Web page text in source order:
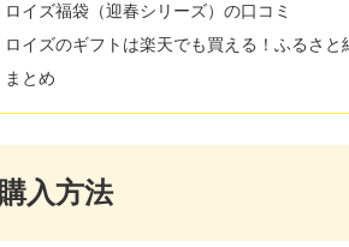
ロイズ福袋（迎春シリーズ）の口コミ
ロイズのギフトは楽天でも買える！ふるさと
まとめ
入方法